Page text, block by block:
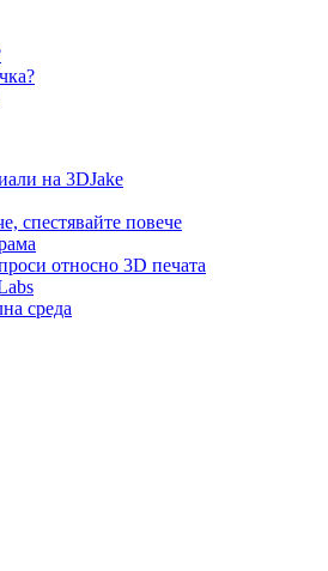
на 3DJake
спестявайте повече
относно 3D печата
среда